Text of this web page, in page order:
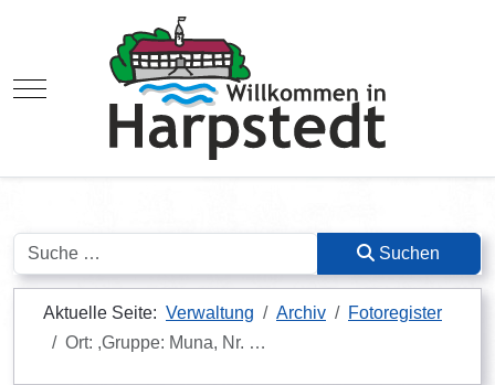
Mobile Menu Toggle
Suchen Suchen
Aktuelle Seite: Verwaltung Archiv
Fotoregister
Ort: ,Gruppe: Muna, Nr. …